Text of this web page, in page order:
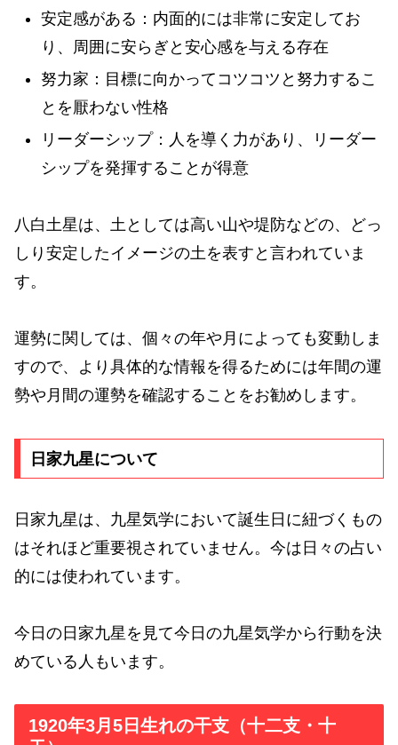
安定感がある：内面的には非常に安定してお
り、周囲に安らぎと安心感を与える存在
努力家：目標に向かってコツコツと努力するこ
とを厭わない性格
リーダーシップ：人を導く力があり、リーダー
シップを発揮することが得意
八白土星は、土としては高い山や堤防などの、どっ
しり安定したイメージの土を表すと言われていま
す。
運勢に関しては、個々の年や月によっても変動しま
すので、より具体的な情報を得るためには年間の運
勢や月間の運勢を確認することをお勧めします。
日家九星について
日家九星は、九星気学において誕生日に紐づくもの
はそれほど重要視されていません。今は日々の占い
的には使われています。
今日の日家九星を見て今日の九星気学から行動を決
めている人もいます。
1920年3月5日生れの干支（十二支・十